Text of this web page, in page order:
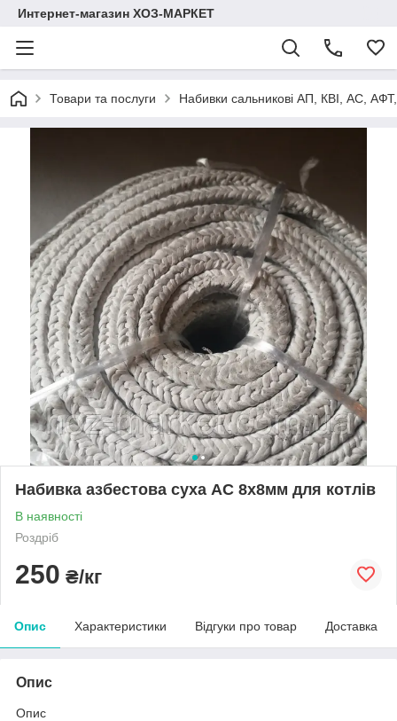
Интернет-магазин ХОЗ-МАРКЕТ
Товари та послуги Набивки сальникові АП, КВІ, АС,
Набивка азбестова суха АС 8х8мм для котлів
В наявності
Роздріб
250 ₴/кг
Опис Характеристики Відгуки про товар Доставка
Опис
Опис